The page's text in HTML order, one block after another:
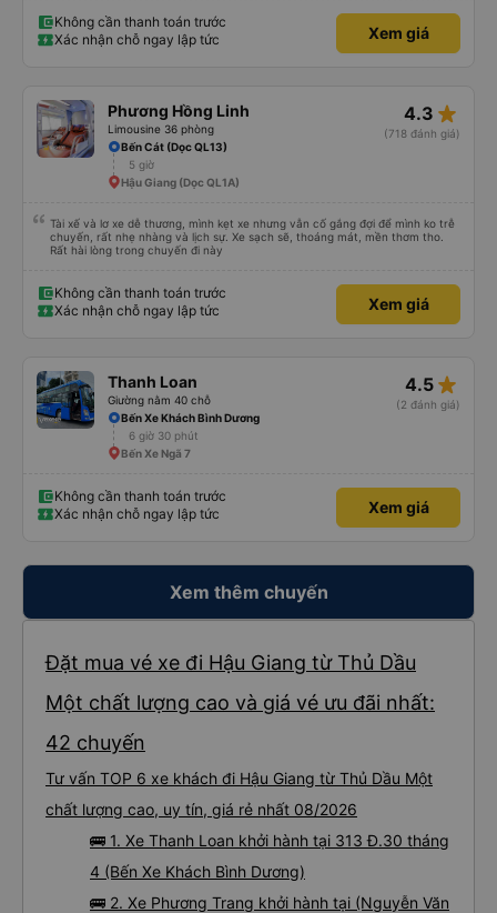
Không cần thanh toán trước
Xác nhận chỗ ngay lập tức
Xem giá
Phương Hồng Linh
Limousine 36 phòng
4.3 star_rate
(718 đánh giá)
Bến Cát (Dọc QL13)
5 giờ
Hậu Giang (Dọc QL1A)
Tài xế và lơ xe dễ thương, mình kẹt xe nhưng vẫn cố gắng đợi để mình ko trễ
chuyến, rất nhẹ nhàng và lịch sự. Xe sạch sẽ, thoáng mát, mền thơm tho.
Rất hài lòng trong chuyến đi này
Không cần thanh toán trước
Xác nhận chỗ ngay lập tức
Xem giá
Thanh Loan
Giường nằm 40 chỗ
4.5 star_rate
(2 đánh giá)
Bến Xe Khách Bình Dương
6 giờ 30 phút
Bến Xe Ngã 7
Không cần thanh toán trước
Xác nhận chỗ ngay lập tức
Xem giá
Xem thêm chuyến
Đặt mua vé xe đi Hậu Giang từ Thủ Dầu
Một chất lượng cao và giá vé ưu đãi nhất:
42 chuyến
Tư vấn TOP 6 xe khách đi Hậu Giang từ Thủ Dầu Một
chất lượng cao, uy tín, giá rẻ nhất 08/2026
🚌 1. Xe Thanh Loan khởi hành tại 313 Đ.30 tháng
4 (Bến Xe Khách Bình Dương)
🚌 2. Xe Phương Trang khởi hành tại (Nguyễn Văn